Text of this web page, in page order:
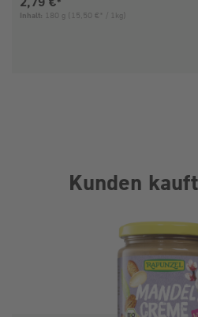
Inhalt: 180 g (15,50 €* / 1kg)
Kunden